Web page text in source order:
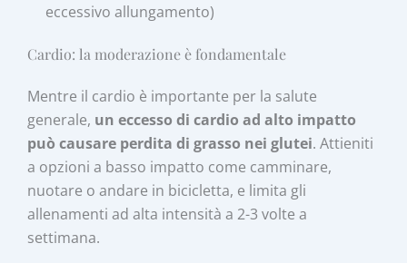
eccessivo allungamento)
Cardio: la moderazione è fondamentale
Mentre il cardio è importante per la salute
generale, un eccesso di cardio ad alto impatto
può causare perdita di grasso nei glutei. Attieniti
a opzioni a basso impatto come camminare,
nuotare o andare in bicicletta, e limita gli
allenamenti ad alta intensità a 2-3 volte a
settimana.